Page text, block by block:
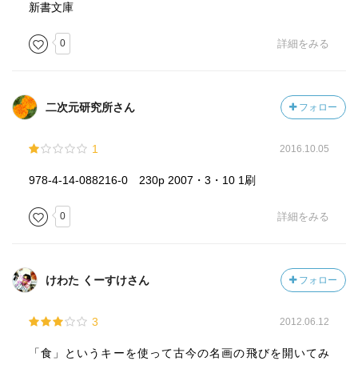
新書文庫
0 詳細をみる
二次元研究所さん フォロー
1 2016.10.05
978-4-14-088216-0 230p 2007・3・10 1刷
0 詳細をみる
けわた くーすけさん フォロー
3 2012.06.12
「食」というキーを使って古今の名画の飛びを開いてみ